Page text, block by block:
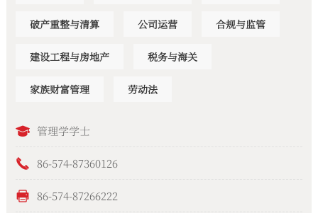
破产重整与清算 公司运营 合规与监管
建设工程与房地产 税务与海关
家族财富管理 劳动法
管理学学士
86-574-87360126
86-574-87266222